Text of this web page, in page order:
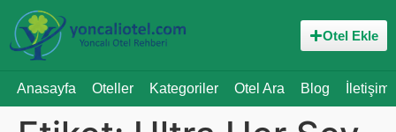
Otel Ekle
Anasayfa Oteller Kategoriler Otel Ara Blog İletişim